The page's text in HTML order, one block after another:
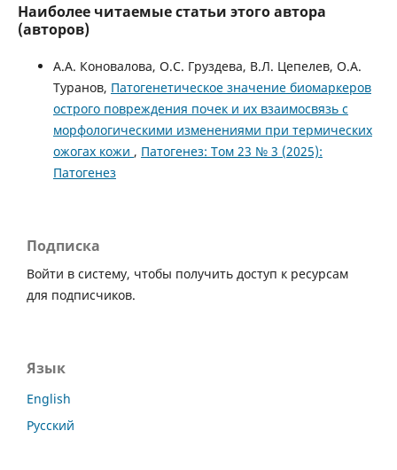
Наиболее читаемые статьи этого автора
(авторов)
А.А. Коновалова, О.С. Груздева, В.Л. Цепелев, О.А.
Туранов, Патогенетическое значение биомаркеров
острого повреждения почек и их взаимосвязь с
морфологическими изменениями при термических
ожогах кожи , Патогенез: Том 23 № 3 (2025):
Патогенез
Подписка
Войти в систему, чтобы получить доступ к ресурсам
для подписчиков.
Язык
English
Русский